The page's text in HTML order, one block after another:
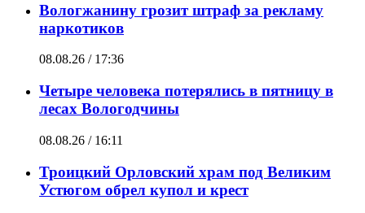
Вологжанину грозит штраф за рекламу
наркотиков
08.08.26 / 17:36
Четыре человека потерялись в пятницу в
лесах Вологодчины
08.08.26 / 16:11
Троицкий Орловский храм под Великим
Устюгом обрел купол и крест